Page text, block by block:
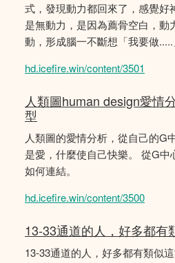
式，發現動力都回來了，感覺好
是無動力，是因為薦骨空白，動
動，形成腦一不斷想「我要做.....
hd.icefire.win/content/3501
人類圖human design愛情
型
人類圖的愛情分析，從自己的G
是愛，什麼使自己快樂。 從G
如何連結。
hd.icefire.win/content/3500
13-33通道的人，好多都有
13-33通道的人，好多都有類似